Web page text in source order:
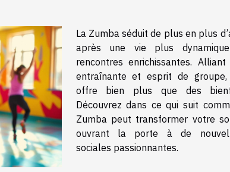
La Zumba séduit de plus en plus
après une vie plus
rencontres enrichissantes. Alliant
entraînante et esprit de
offre bien plus que des
Découvrez dans ce qui suit
Zumba peut transformer votre
ouvrant la porte à de
sociales passionnantes.